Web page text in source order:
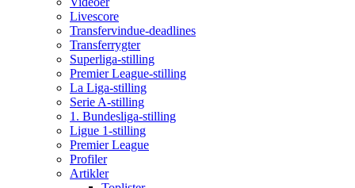
Livescore
Transfervindue-deadlines
Transferrygter
Superliga-stilling
Premier League-stilling
La Liga-stilling
Serie A-stilling
1. Bundesliga-stilling
Ligue 1-stilling
Premier League
Profiler
Artikler